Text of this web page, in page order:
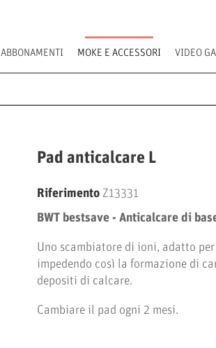
ABBONAMENTI MOKE E ACCESSORI VIDEO
Pad anticalcare L
Riferimento Z13331
BWT bestsave - Anticalcare di
Uno scambiatore di ioni, adatto
impedendo così la formazione di
depositi di calcare.
Cambiare il pad ogni 2 mesi.